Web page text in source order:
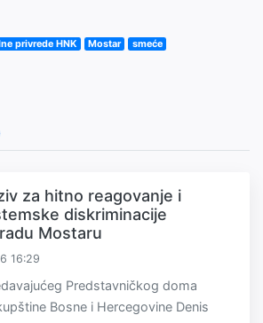
privrede HNK Mostar smeće
za hitno reagovanje i
diskriminacije
Mostaru
16:29
Predstavničkog doma
Bosne i Hercegovine Denis